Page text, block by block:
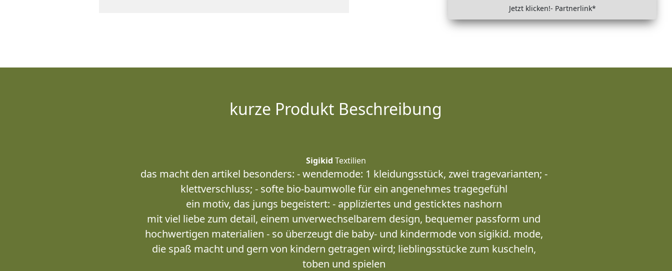
Jetzt klicken!- Partnerlink*
kurze Produkt Beschreibung
Sigikid Textilien
das macht den artikel besonders: - wendemode: 1 kleidungsstück, zwei tragevarianten; -
klettverschluss; - softe bio-baumwolle für ein angenehmes tragegefühl
ein motiv, das jungs begeistert: - appliziertes und gesticktes nashorn
mit viel liebe zum detail, einem unverwechselbarem design, bequemer passform und
hochwertigen materialien - so überzeugt die baby- und kindermode von sigikid. mode,
die spaß macht und gern von kindern getragen wird; lieblingsstücke zum kuscheln,
toben und spielen